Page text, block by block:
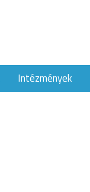
Intézmények